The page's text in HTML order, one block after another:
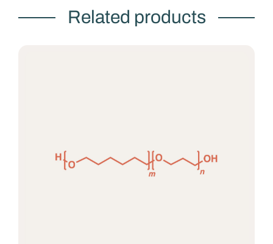
Related products